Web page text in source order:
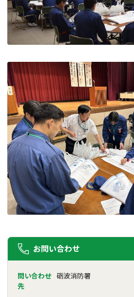
お問い合わせ
問い合わせ
先
砺波消防署